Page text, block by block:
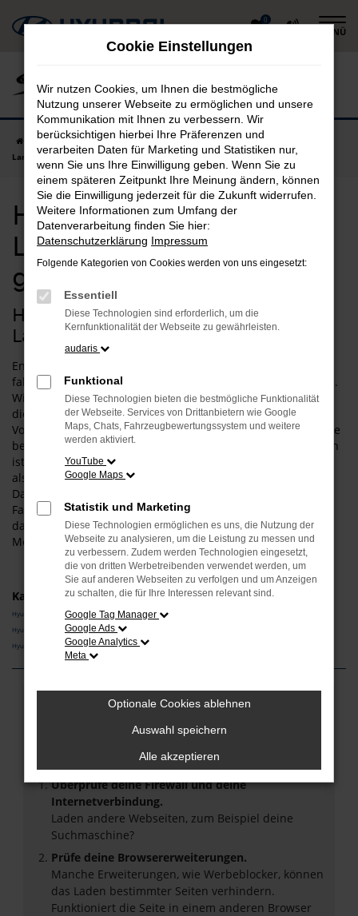
Zum
Hauptinhalt
0
MENÜ
Startseite Landsberg am Lech Hyundai
Hyundai INSTER in
Landsberg am Lech günstig kaufen
Hyundai INSTER in
Landsberg am Lech
günstig kaufen
Hyundai INSTER – unsere Idee für
Landsberg am Lech
Entscheiden Sie sich für einen Hyundai INSTER und Sie
fahren fortan bestens motorisiert durch Landsberg am Lech.
Wir verstehen uns als Experten für diesen Hersteller und
dieses Modell und informieren Sie gern über die vielen
Vorteile, die aus einem Kauf resultieren. Gerne lassen wir Sie
bei uns vor Ort einsteigen – der Weg aus Landsberg am Lech
ist nicht weit. Wir bieten Ihnen den Hyundai INSTER sowohl
als klassischen Neuwagen als auch als Tageszulassung.
Darüber hinaus erhalten Sie bei uns auch gebrauchte
Fahrzeuge, gerne auch in Form eines Jahreswagens und
damit eines jungen Gebrauchten. Entdecken Sie die vielen
Möglichkeiten, die Ihnen das Autohaus Schneider bietet.
Kategorie
Hyundai INSTER Neuwagen Landsberg am Lech
Hyundai INSTER Vorführwagen Landsberg am Lech
Hyundai INSTER Gebrauchtwagen Landsberg am Lech
Fehler: Network Error
Beim Laden ist ein Fehler aufgetreten.
Hier sind ein paar Tipps, die dir helfen können:
Überprüfe deine Firewall und deine
Internetverbindung.
Laden andere Webseiten, zum Beispiel deine
Suchmaschine?
Prüfe deine Browsererweiterungen.
Manche Erweiterungen, wie Werbeblocker, können
das Laden bestimmter Seiten verhindern.
Funktioniert die Seite in einem anderen Browser
Cookie Einstellungen
Wir nutzen Cookies, um Ihnen die bestmögliche
Nutzung unserer Webseite zu ermöglichen und unsere
Kommunikation mit Ihnen zu verbessern. Wir
berücksichtigen hierbei Ihre Präferenzen und
verarbeiten Daten für Marketing und Statistiken nur,
wenn Sie uns Ihre Einwilligung geben. Wenn Sie zu
einem späteren Zeitpunkt Ihre Meinung ändern, können
Sie die Einwilligung jederzeit für die Zukunft widerrufen.
Weitere Informationen zum Umfang der
Datenverarbeitung finden Sie hier:
Datenschutzerklärung Impressum
Folgende Kategorien von Cookies werden von uns eingesetzt:
Essentiell
Diese Technologien sind erforderlich, um die
Kernfunktionalität der Webseite zu gewährleisten.
audaris
Funktional
Diese Technologien bieten die bestmögliche Funktionalität
der Webseite. Services von Drittanbietern wie Google
Maps, Chats, Fahrzeugbewertungssystem und weitere
werden aktiviert.
YouTube
Google Maps
Statistik und Marketing
Diese Technologien ermöglichen es uns, die Nutzung der
Webseite zu analysieren, um die Leistung zu messen und
zu verbessern. Zudem werden Technologien eingesetzt,
die von dritten Werbetreibenden verwendet werden, um
Sie auf anderen Webseiten zu verfolgen und um Anzeigen
zu schalten, die für Ihre Interessen relevant sind.
Google Tag Manager
Google Ads
Google Analytics
Meta
Optionale Cookies ablehnen
Auswahl speichern
Alle akzeptieren